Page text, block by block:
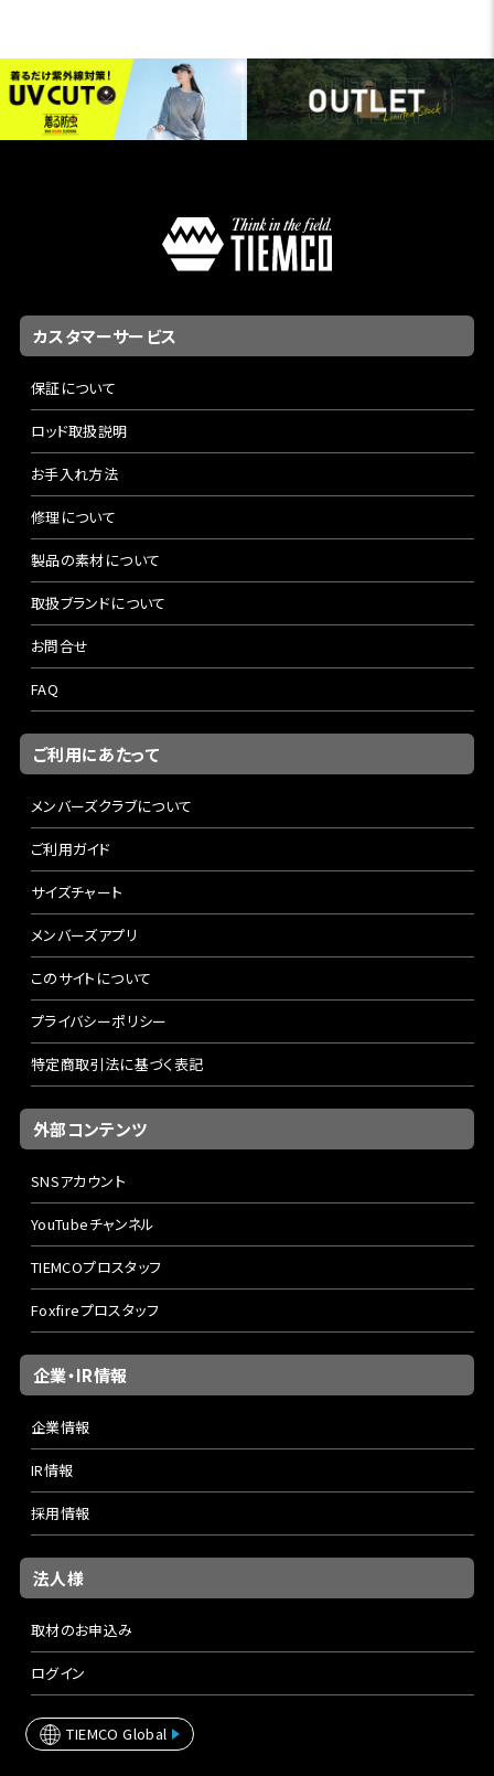
カスタマーサービス
保証について
ロッド取扱説明
お手入れ方法
修理について
製品の素材について
取扱ブランドについて
お問合せ
FAQ
ご利用にあたって
メンバーズクラブについて
ご利用ガイド
サイズチャート
メンバーズアプリ
このサイトについて
プライバシーポリシー
特定商取引法に基づく表記
外部コンテンツ
SNSアカウント
YouTubeチャンネル
TIEMCOプロスタッフ
Foxfireプロスタッフ
企業・IR情報
企業情報
IR情報
採用情報
法人様
取材のお申込み
ログイン
TIEMCO Global